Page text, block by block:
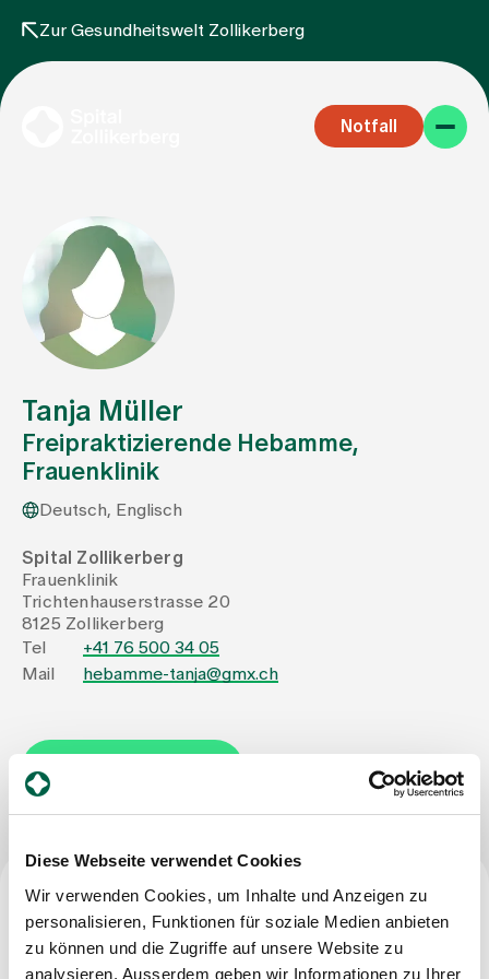
Diese Webseite verwendet Cookies
Wir verwenden Cookies, um Inhalte und Anzeigen zu
personalisieren, Funktionen für soziale Medien anbieten
zu können und die Zugriffe auf unsere Website zu
analysieren. Ausserdem geben wir Informationen zu Ihrer
Zur Gesundheitswelt Zollikerberg
Notfall
Fachbereiche
Aufenthalt
Team
Zuweisende
Events
Über uns
Aktuelles
Kontakt
Babygalerie
Tanja Müller
Freipraktizierende Hebamme,
Frauenklinik
Deutsch, Englisch
Spital Zollikerberg
Frauenklinik
Trichtenhauserstrasse 20
8125 Zollikerberg
Tel
+41 76 500 34 05
Mail
hebamme-tanja@gmx.ch
Beruf
Dipl. Hebamme FH